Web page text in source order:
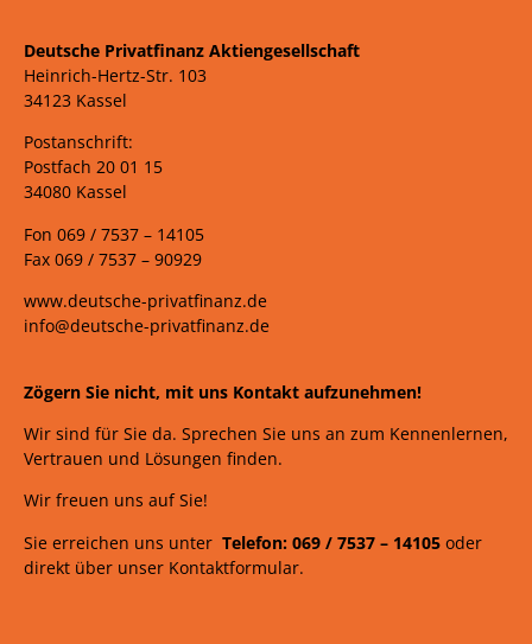
Deutsche Privatfinanz Aktiengesellschaft
Heinrich-Hertz-Str. 103
34123 Kassel
Postanschrift:
Postfach 20 01 15
34080 Kassel
Fon 069 / 7537 – 14105
Fax 069 / 7537 – 90929
www.deutsche-privatfinanz.de
info@deutsche-privatfinanz.de
Zögern Sie nicht, mit uns Kontakt aufzunehmen!
Wir sind für Sie da. Sprechen Sie uns an zum Kennenlernen,
Vertrauen und Lösungen finden.
Wir freuen uns auf Sie!
Sie erreichen uns unter Telefon: 069 / 7537 – 14105 oder
direkt über unser Kontaktformular.